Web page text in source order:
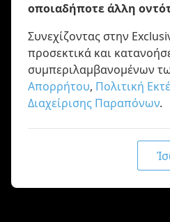
οποιαδήποτε άλλη
Συνεχίζοντας στην
προσεκτικά και
συμπεριλαμβανομένων
Απορρήτου, Πολιτική
Διαχείρισης Παραπόνων.